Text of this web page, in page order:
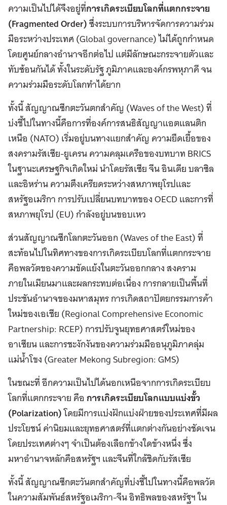
ความเป็นไปได้จึงอยู่ที่การเกิดระเบียบโลกที่แตกกระจาย
(Fragmented Order)ซึ่งระบบการบริหารจัดการความร่วม
มือระหว่างประเทศ (Global governance) ไม่ได้ถูกกำหนด
โดยศูนย์กลางอำนาจอีกต่อไป แต่มีลักษณะกระจายตัวและ
ทับซ้อนกันได้ ทั้งในระดับรัฐ ภูมิภาคและองค์กรพหุภาคี จน
ความร่วมมือระดับโลกทำได้ยาก
ทั้งนี้ สัญญาณซีกตะวันตกสำคัญ (Waves of the West) ที่
บ่งชี้ไปในทางนี้คือการที่องค์การสนธิสัญญาแอตแลนติก
เหนือ (NATO) เริ่มอยู่บนทางแยกสำคัญ ความยืดเยื้อของ
สงครามรัสเซีย-ยูเครน ความคลุมเครือของบทบาท BRICS
ในฐานะเศรษฐกิจเกิดใหม่ นำโดยรัสเซีย จีน อินเดีย บลาซิล
และอิหร่าน ความตึงเครียดระหว่างสหภาพยุโรปและ
สหรัฐอเมริกา การปรับเปลี่ยนบทบาทของ OECD และการที่
สหภาพยุโรป (EU) กำลังอยู่บนขอบเหว
ส่วนสัญญาณซีกโลกตะวันออก (Waves of the East) ที่
สะท้อนไปในทิศทางของการเกิดระเบียบโลกที่แตกกระจาย
คือพลวัตของความขัดแย้งในตะวันออกกลาง สงคราม
ภายในเมียนมาและผลกระทบต่อเนื่อง การกลายเป็นพื้นที่
ประชันอำนาจของมหาสมุทร การเกิดสถาปัตยกรรมการค้า
ใหม่ของเอเชีย (Regional Comprehensive Economic
Partnership: RCEP) การปรับจูนยุทธศาสตร์ใหม่ของ
อาเซียน และการชะงักงันของความร่วมมืออนุภูมิภาคลุ่ม
แม่น้ำโขง (Greater Mekong Subregion: GMS)
ในขณะที่ อีกความเป็นไปได้นอกเหนือจากการเกิดระเบียบ
โลกที่แตกกระจาย คือการเกิดระเบียบโลกแบบแบ่งขั้ว
(Polarization)โดยมีการแบ่งฝักแบ่งฝ่ายของประเทศที่มีผล
ประโยชน์ ค่านิยมและยุทธศาสตร์ที่แตกต่างกันอย่างชัดเจน
โดยประเทศต่างๆ จำเป็นต้องเลือกข้างใดข้างหนึ่ง ซึ่ง
มหาอำนาจหลักคือสหรัฐฯ และจีนที่ใกล้ชิดกับรัสเซีย
ทั้งนี้ สัญญาณซีกตะวันตกสำคัญที่บ่งชี้ไปในทางนี้คือพลวัต
ในความสัมพันธ์สหรัฐอเมริกา-จีน อิทธิพลของสหรัฐฯ ใน